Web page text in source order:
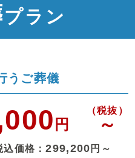
プラン
うご葬儀
円
（税抜）
～
込価格：299,200 円～